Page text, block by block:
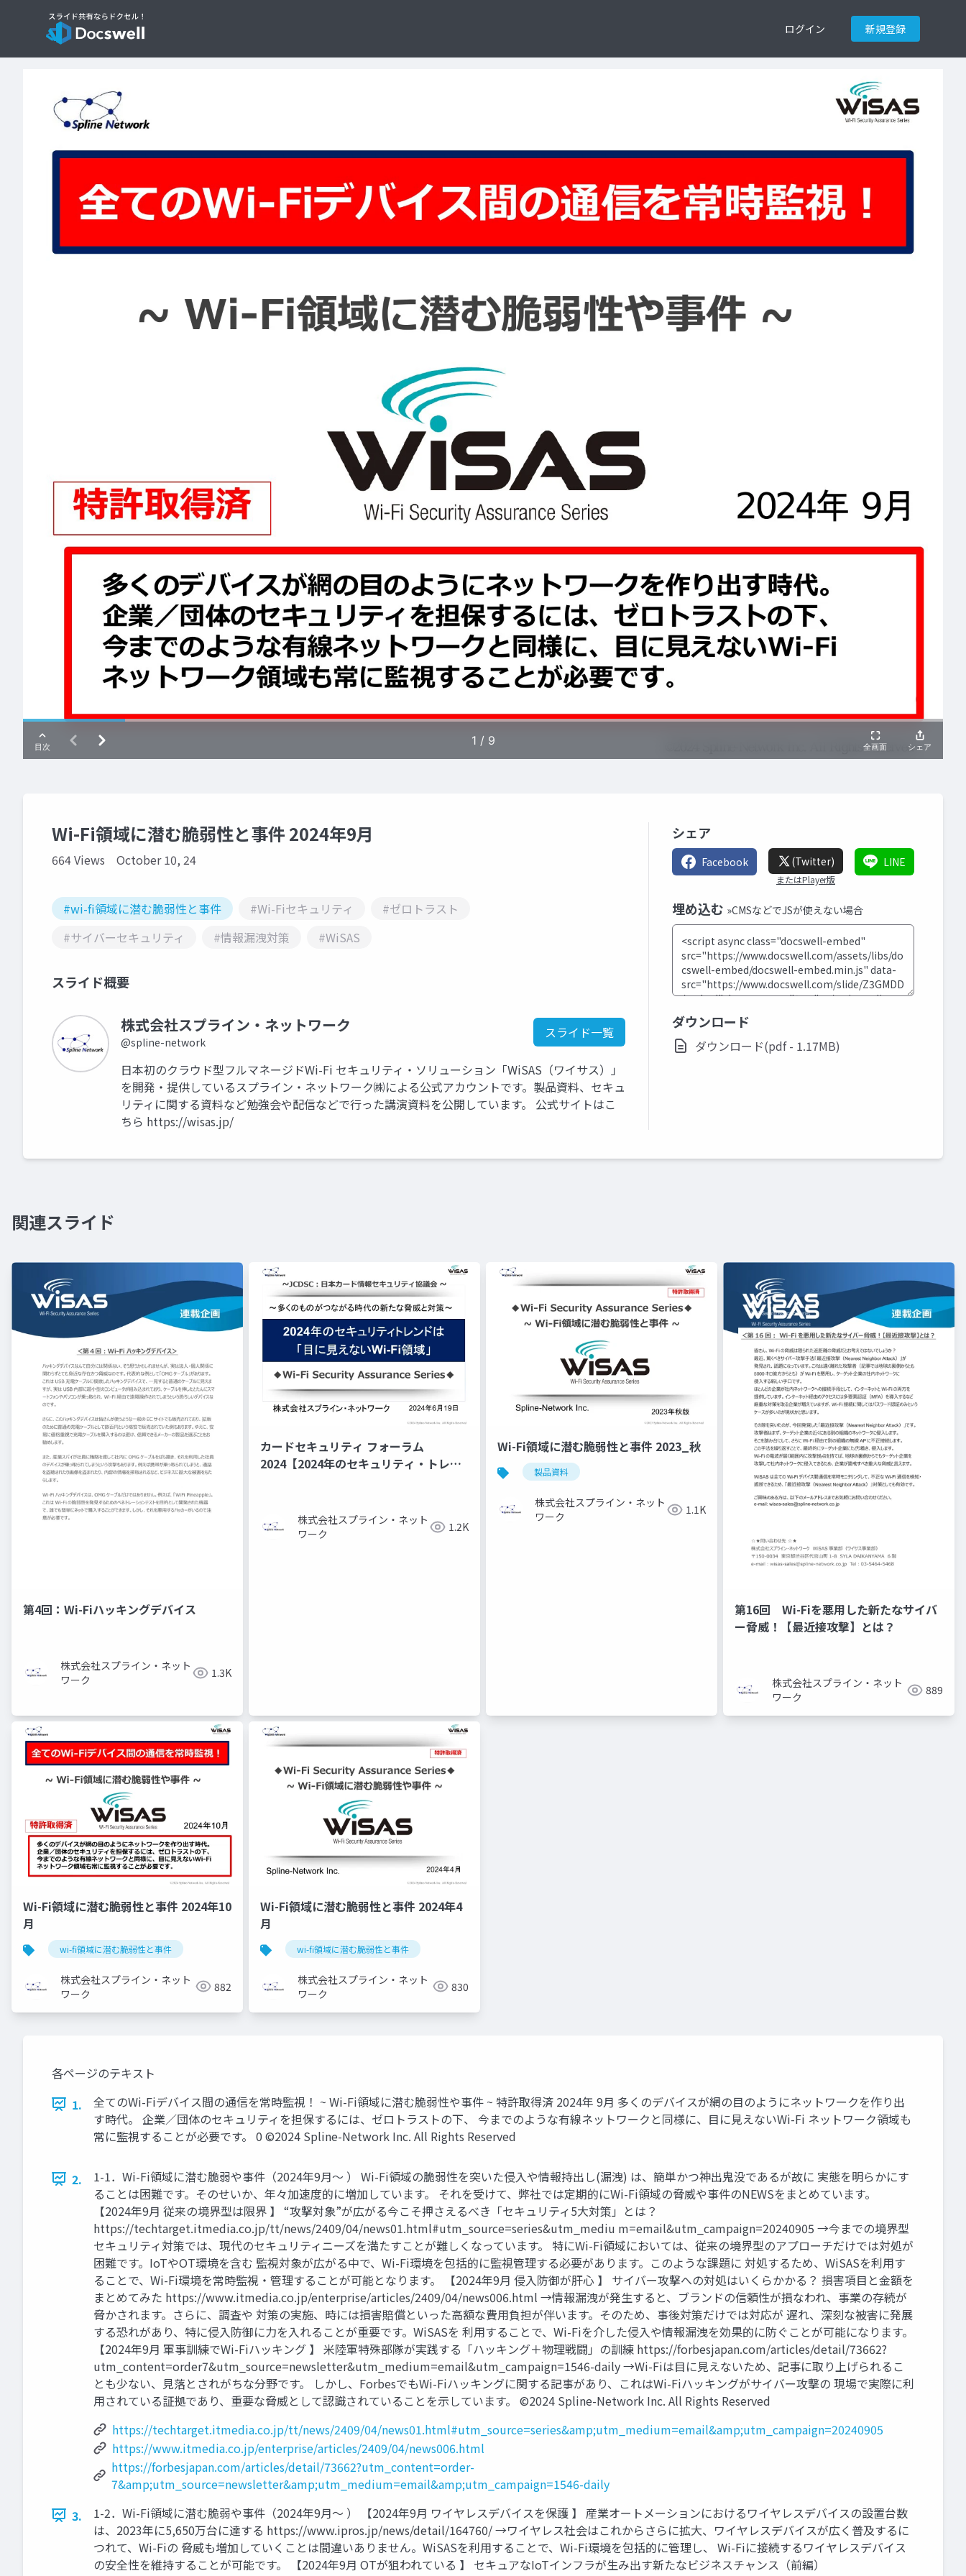
ログイン 新規登録
Wi-Fi領域に潜む脆弱性と事件 2024年9月
664 Views October 10, 24
#wi-fi領域に潜む脆弱性と事件 #Wi-Fiセキュリティ
#ゼロトラスト
#サイバーセキュリティ
#情報漏洩対策 #WiSAS
スライド概要
株式会社スプライン・ネットワーク
@spline-network
スライド一覧
日本初のクラウド型フルマネージドWi-Fi セキュリティ・ソリューション「WiSAS（ワイサス）」
を開発・提供しているスプライン・ネットワーク㈱による公式アカウントです。製品資料、セキュ
リティに関する資料など勉強会や配信などで行った講演資料を公開しています。 公式サイトはこ
ちら https://wisas.jp/
シェア
Facebook (Twitter)
またはPlayer版
LINE
埋め込む »CMSなどでJSが使えない場合
ダウンロード
ダウンロード(pdf - 1.17MB)
関連スライド
第4回：Wi-Fiハッキングデバイス
株式会社スプライン・ネット
ワーク
1.3K
カードセキュリティ フォーラム
2024【2024年のセキュリティ・トレン
株式会社スプライン・ネット
ワーク
1.2K
Wi-Fi領域に潜む脆弱性と事件 2023_秋
製品資料
株式会社スプライン・ネット
ワーク
1.1K
第16回 Wi-Fiを悪用した新たなサイバ
ー脅威！【最近接攻撃】とは？
株式会社スプライン・ネット
ワーク
889
Wi-Fi領域に潜む脆弱性と事件 2024年10
月
wi-fi領域に潜む脆弱性と事件
株式会社スプライン・ネット
ワーク
882
Wi-Fi領域に潜む脆弱性と事件 2024年4
月
wi-fi領域に潜む脆弱性と事件
株式会社スプライン・ネット
ワーク
830
各ページのテキスト
1.
全てのWi-Fiデバイス間の通信を常時監視！ ~ Wi-Fi領域に潜む脆弱性や事件 ~ 特許取得済 2024年 9月 多くのデバイスが網の目のようにネットワークを作り出
す時代。 企業／団体のセキュリティを担保するには、ゼロトラストの下、 今までのような有線ネットワークと同様に、目に見えないWi-Fi ネットワーク領域も
常に監視することが必要です。 0 ©2024 Spline-Network Inc. All Rights Reserved
2.
1-1．Wi-Fi領域に潜む脆弱や事件（2024年9月～ ） Wi-Fi領域の脆弱性を突いた侵入や情報持出し(漏洩) は、簡単かつ神出鬼没であるが故に 実態を明らかにす
ることは困難です。そのせいか、年々加速度的に増加しています。 それを受けて、弊社では定期的にWi-Fi領域の脅威や事件のNEWSをまとめています。
【2024年9月 従来の境界型は限界 】 “攻撃対象”が広がる今こそ押さえるべき「セキュリティ5大対策」とは？
https://techtarget.itmedia.co.jp/tt/news/2409/04/news01.html#utm_source=series&utm_mediu m=email&utm_campaign=20240905 →今までの境界型
セキュリティ対策では、現代のセキュリティニーズを満たすことが難しくなっています。 特にWi-Fi領域においては、従来の境界型のアプローチだけでは対処が
困難です。IoTやOT環境を含む 監視対象が広がる中で、Wi-Fi環境を包括的に監視管理する必要があります。このような課題に 対処するため、WiSASを利用す
ることで、Wi-Fi環境を常時監視・管理することが可能となります。 【2024年9月 侵入防御が肝心 】 サイバー攻撃への対処はいくらかかる？ 損害項目と金額を
まとめてみた https://www.itmedia.co.jp/enterprise/articles/2409/04/news006.html →情報漏洩が発生すると、ブランドの信頼性が損なわれ、事業の存続が
脅かされます。さらに、調査や 対策の実施、時には損害賠償といった高額な費用負担が伴います。そのため、事後対策だけでは対応が 遅れ、深刻な被害に発展
する恐れがあり、特に侵入防御に力を入れることが重要です。WiSASを 利用することで、Wi-Fiを介した侵入や情報漏洩を効果的に防ぐことが可能になります。
【2024年9月 軍事訓練でWi-Fiハッキング 】 米陸軍特殊部隊が実践する「ハッキング＋物理戦闘」の訓練 https://forbesjapan.com/articles/detail/73662?
utm_content=order7&utm_source=newsletter&utm_medium=email&utm_campaign=1546-daily →Wi-Fiは目に見えないため、記事に取り上げられるこ
とも少ない、見落とされがちな分野です。 しかし、ForbesでもWi-Fiハッキングに関する記事があり、これはWi-Fiハッキングがサイバー攻撃の 現場で実際に利
用されている証拠であり、重要な脅威として認識されていることを示しています。 ©2024 Spline-Network Inc. All Rights Reserved
https://techtarget.itmedia.co.jp/tt/news/2409/04/news01.html#utm_source=series&amp;utm_medium=email&amp;utm_campaign=20240905
https://www.itmedia.co.jp/enterprise/articles/2409/04/news006.html
https://forbesjapan.com/articles/detail/73662?utm_content=order-
7&amp;utm_source=newsletter&amp;utm_medium=email&amp;utm_campaign=1546-daily
3.
1-2．Wi-Fi領域に潜む脆弱や事件（2024年9月～ ） 【2024年9月 ワイヤレスデバイスを保護 】 産業オートメーションにおけるワイヤレスデバイスの設置台数
は、2023年に5,650万台に達する https://www.ipros.jp/news/detail/164760/ →ワイヤレス社会はこれからさらに拡大、ワイヤレスデバイスが広く普及するに
つれて、Wi-Fiの 脅威も増加していくことは間違いありません。WiSASを利用することで、Wi-Fi環境を包括的に管理し、 Wi-Fiに接続するワイヤレスデバイス
の安全性を維持することが可能です。 【2024年9月 OTが狙われている 】 セキュアなIoTインフラが生み出す新たなビジネスチャンス（前編）